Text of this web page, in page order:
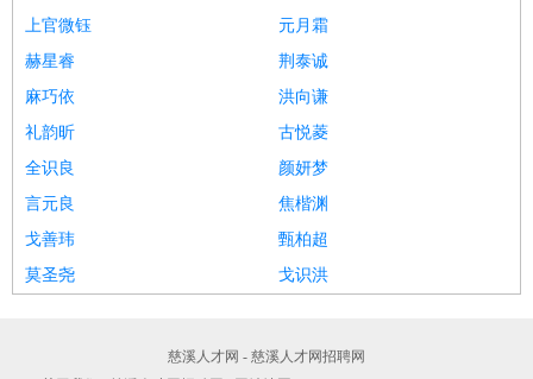
上官微钰
元月霜
赫星睿
荆泰诚
麻巧依
洪向谦
礼韵昕
古悦菱
全识良
颜妍梦
言元良
焦楷渊
戈善玮
甄柏超
莫圣尧
戈识洪
慈溪人才网 - 慈溪人才网招聘网